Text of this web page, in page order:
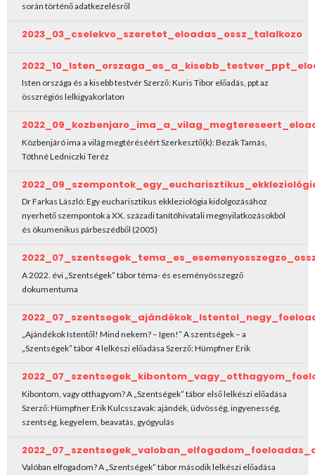
során történő adatkezelésről
2023_03_cselekvo_szeretet_eloadas_ossz_talalkozo
Isten országa és a kisebb testvér Szerző: Kuris Tibor előadás, ppt az
összrégiós lelkigyakorlaton
Közbenjáró ima a világ megtéréséért Szerkesztő(k): Bezák Tamás,
Tóthné Ledniczki Teréz
Dr Farkas László: Egy eucharisztikus ekkleziológia kidolgozásához
nyerhető szempontok a XX. századi tanítóhivatali megnyilatkozásokból
és ökumenikus párbeszédből (2005)
A 2022. évi „Szentségek” tábor téma- és eseményösszegző
dokumentuma
„Ajándékok Istentől! Mind nekem? – Igen!” A szentségek – a
„Szentségek” tábor 4 lelkészi előadása Szerző: Hümpfner Erik
Kibontom, vagy otthagyom? A „Szentségek” tábor első lelkészi előadása
Szerző: Hümpfner Erik Kulcsszavak: ajándék, üdvösség, ingyenesség,
szentség, kegyelem, beavatás, gyógyulás
Valóban elfogadom? A „Szentségek” tábor második lelkészi előadása